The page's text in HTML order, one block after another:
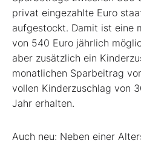
privat eingezahlte Euro
aufgestockt. Damit ist eine
von 540 Euro jährlich
aber zusätzlich ein
monatlichen Sparbeitrag
vollen Kinderzuschlag von
Jahr erhalten.
Auch neu: Neben einer